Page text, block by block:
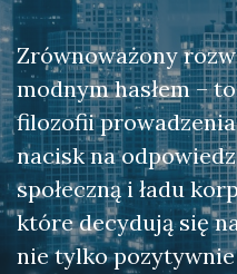
Zrównoważony
modnym hasłem –
filozofii
nacisk na
społeczną i ładu
które decydują się
nie tylko pozytywnie